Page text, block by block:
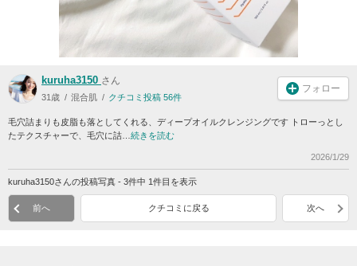
kuruha3150 さん
31歳 混合肌 クチコミ投稿 56件
フォロー
毛穴詰まりも皮脂も落としてくれる、ディープオイルクレンジングです トローっとし
たテクスチャーで、毛穴に詰… 続きを読む
2026/1/29
kuruha3150さんの投稿写真 - 3件中 1件目を表示
前へ クチコミに戻る 次へ